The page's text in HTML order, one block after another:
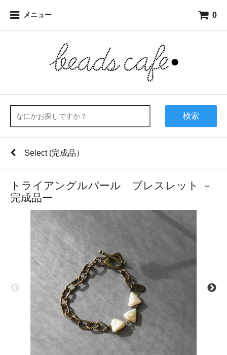
メニュー 0
検索
Select (完成品）
トライアングルパール ブレスレット －
完成品ー